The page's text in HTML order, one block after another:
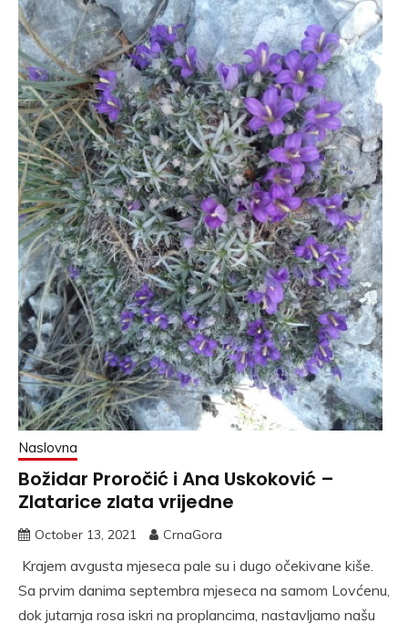
Naslovna
Božidar Proročić i Ana Uskoković –
Zlatarice zlata vrijedne
October 13, 2021 CrnaGora
Krajem avgusta mjeseca pale su i dugo očekivane kiše.
Sa prvim danima septembra mjeseca na samom Lovćenu,
dok jutarnja rosa iskri na proplancima, nastavljamo našu